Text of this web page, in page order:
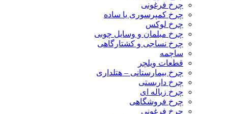
چرخ فرغونی
چرخ کمپرسوری یا ساده
چرخ لوکس
چرخ مبلمان و وسایل چوبی
چرخ نساجی و کشتارگاهی
ساچمه
قطعات ویلچر
چرخ بیمارستانی – هتلداری
چرخ داربستی
چرخ زباله ای
چرخ فروشگاهی
چرخ فرغونی